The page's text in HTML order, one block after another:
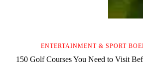
ENTERTAINMENT & SPORT
150 Golf Courses You Need to Visit